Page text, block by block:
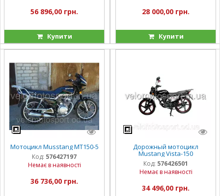
56 896,00 грн.
Купити
28 000,00 грн.
Купити
Мотоцикл Musstang MT150-5
Код: 576427197
Немає в наявності
36 736,00 грн.
Дорожный мотоцикл
Mustang Vista-150
Код: 576426501
Немає в наявності
34 496,00 грн.